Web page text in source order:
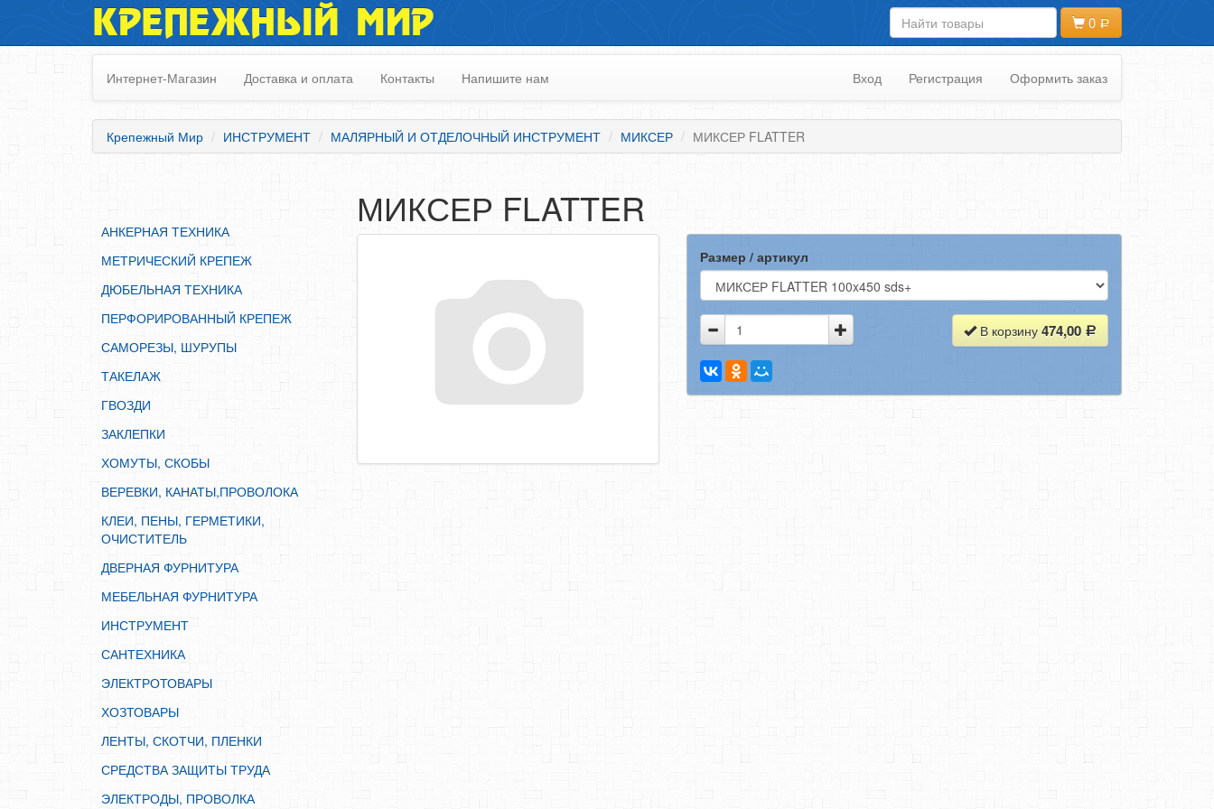
АНКЕРНАЯ ТЕХНИКА
МЕТРИЧЕСКИЙ КРЕПЕЖ
ДЮБЕЛЬНАЯ ТЕХНИКА
ПЕРФОРИРОВАННЫЙ КРЕПЕЖ
САМОРЕЗЫ, ШУРУПЫ
ЗАКЛЕПКИ
ХОМУТЫ, СКОБЫ
ВЕРЕВКИ, КАНАТЫ,ПРОВОЛОКА
КЛЕИ, ПЕНЫ, ГЕРМЕТИКИ, ОЧИСТИТЕЛЬ
ДВЕРНАЯ ФУРНИТУРА
МЕБЕЛЬНАЯ ФУРНИТУРА
ИНСТРУМЕНТ
САНТЕХНИКА
ЭЛЕКТРОТОВАРЫ
ХОЗТОВАРЫ
ЛЕНТЫ, СКОТЧИ, ПЛЕНКИ
СРЕДСТВА ЗАЩИТЫ ТРУДА
ЭЛЕКТРОДЫ, ПРОВОЛКА
КРЕПЕЖНЫЙ МИР 0
Интернет-Магазин Доставка и оплата Контакты Напишите нам Вход Регистрация Оформить заказ
Крепежный Мир ИНСТРУМЕНТ МАЛЯРНЫЙ И ОТДЕЛОЧНЫЙ ИНСТРУМЕНТ МИКСЕР МИКСЕР FLATTER
АНКЕРНАЯ ТЕХНИКА
МЕТРИЧЕСКИЙ КРЕПЕЖ
ДЮБЕЛЬНАЯ ТЕХНИКА
ПЕРФОРИРОВАННЫЙ КРЕПЕЖ
САМОРЕЗЫ, ШУРУПЫ
ТАКЕЛАЖ
ГВОЗДИ
ЗАКЛЕПКИ
ХОМУТЫ, СКОБЫ
ВЕРЕВКИ, КАНАТЫ,ПРОВОЛОКА
КЛЕИ, ПЕНЫ, ГЕРМЕТИКИ,
ОЧИСТИТЕЛЬ
ДВЕРНАЯ ФУРНИТУРА
МЕБЕЛЬНАЯ ФУРНИТУРА
ИНСТРУМЕНТ
САНТЕХНИКА
ЭЛЕКТРОТОВАРЫ
ХОЗТОВАРЫ
ЛЕНТЫ, СКОТЧИ, ПЛЕНКИ
СРЕДСТВА ЗАЩИТЫ ТРУДА
ЭЛЕКТРОДЫ, ПРОВОЛКА
МИКСЕР FLATTER
Размер / артикул
В корзину 474,00